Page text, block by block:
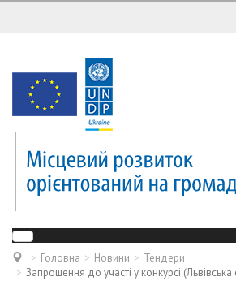
Головна Новини
Тендери
Запрошення до участі у конкурсі (Львівська